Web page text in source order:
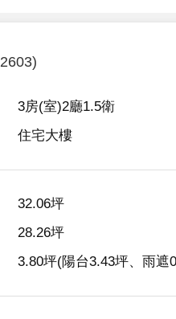
3房(室)2廳1.5衛
住宅大樓
32.06坪
28.26坪
3.80坪(陽台3.43坪、雨遮